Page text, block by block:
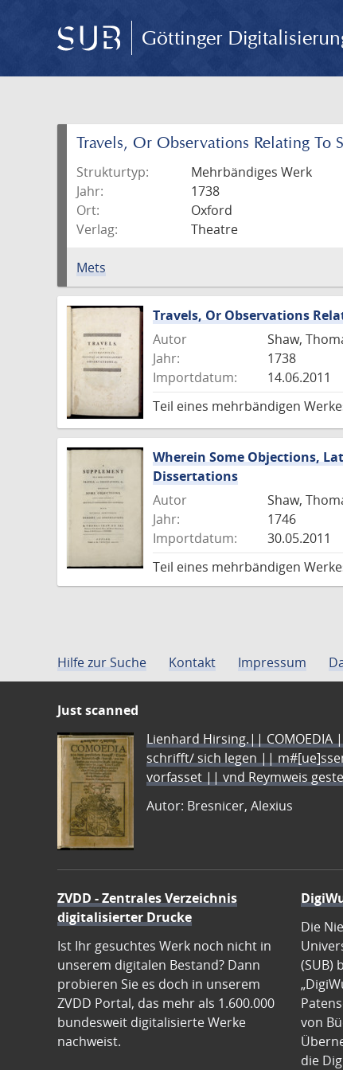
Göttinger
Travels, Or Observations Relating To
Strukturtyp:
Mehrbändiges Werk
Jahr:
1738
Ort:
Oxford
Verlag:
Theatre
Mets
Travels, Or Observations
Autor
Shaw,
Jahr:
1738
Importdatum:
14.06.2011
Teil eines mehrbändigen
Wherein Some Objections,
Dissertations
Autor
Shaw,
Jahr:
1746
Importdatum:
30.05.2011
Teil eines mehrbändigen
Hilfe zur Suche Kontakt Impressum
Just scanned
Lienhard Hirsing.||
schrifft/ sich legen ||
vorfasset || vnd Reymweis
Autor: Bresnicer, Alexius
ZVDD - Zentrales Verzeichnis
digitalisierter Drucke
Ist Ihr gesuchtes Werk noch nicht in
unserem digitalen Bestand? Dann
probieren Sie es doch in unserem
ZVDD Portal, das mehr als 1.600.000
bundesweit digitalisierte Werke
nachweist.
Die
(SUB)
von
die